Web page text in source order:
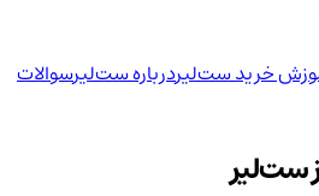
خرید ست‌لیردرباره ست‌لیرسوالات
ست‌لیر